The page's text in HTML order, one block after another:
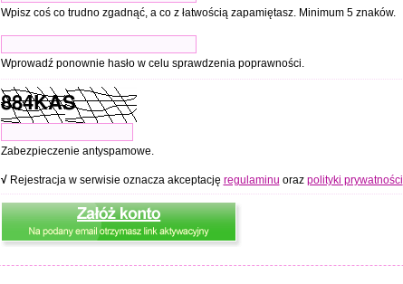
Wpisz coś co trudno zgadnąć, a co z łatwością zapamiętasz. Minimum 5 znaków.
Wprowadź ponownie hasło w celu sprawdzenia poprawności.
Zabezpieczenie antyspamowe.
√Rejestracja w serwisie oznacza akceptację regulaminu oraz polityki prywatności